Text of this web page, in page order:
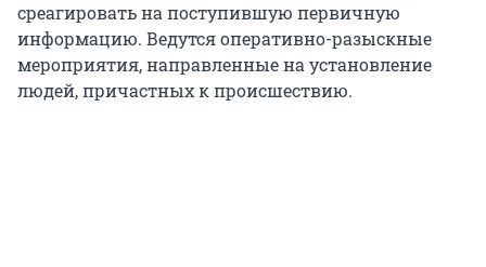
среагировать на поступившую первичную
информацию. Ведутся оперативно-разыскные
мероприятия, направленные на установление
людей, причастных к происшествию.